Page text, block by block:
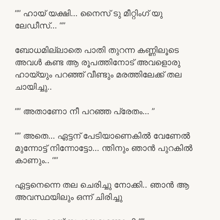
“” ഹായ് യക്ഷി… നൈസ് ടു മീറ്റിംഗ് യു
ലേഡീസ്… “”
ബോധമില്ലാതെ പാതി തുറന്ന കണ്ണിലൂടെ
അവൾ കണ്ട ആ രൂപത്തിനോട് അവളൊരു
ഹായ്‌യും പറഞ്ഞ് വീണ്ടും മരത്തിലേക്ക് തല
ചായിച്ചു..
“” അതാണോ നീ പറഞ്ഞ പ്രേതം… ”
“” അതെ… ഏട്ടന് പേടിയാണെകിൽ വേണേൽ
മുന്നോട്ട് നിന്നോട്ടോ… ന്തിനും ഞാൻ പുറകിൽ
കാണും.. “”
ഏട്ടനെന്നെ തല ചെരിച്ചു നോക്കി.. ഞാൻ ആ
അവസ്ഥയിലും ഒന്ന് ചിരിച്ചു